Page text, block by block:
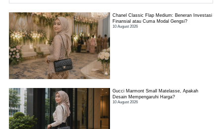
Chanel Classic Flap Medium: Beneran Investasi
Finansial atau Cuma Modal Gengsi?
10 August 2026
Gucci Marmont Small Matelasse, Apakah
Desain Mempengaruhi Harga?
10 August 2026